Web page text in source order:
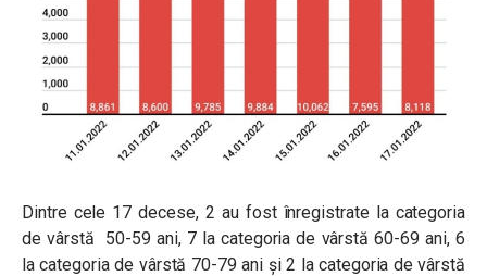
Dintre cele 17 decese, 2 au fost înregistrate la categoria
de vârstă 50-59 ani, 7 la categoria de vârstă 60-69 ani, 6
la categoria de vârstă 70-79 ani și 2 la categoria de vârstă